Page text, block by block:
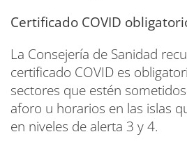
Certificado COVID
La Consejería de Sanidad
certificado COVID es
sectores que estén
aforo u horarios en las islas
en niveles de alerta 3 y 4.